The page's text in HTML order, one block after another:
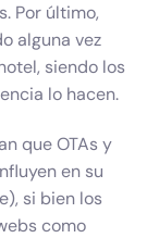
Por último,
alguna vez
siendo los
lo hacen.
que OTAs y
en su
si bien los
como